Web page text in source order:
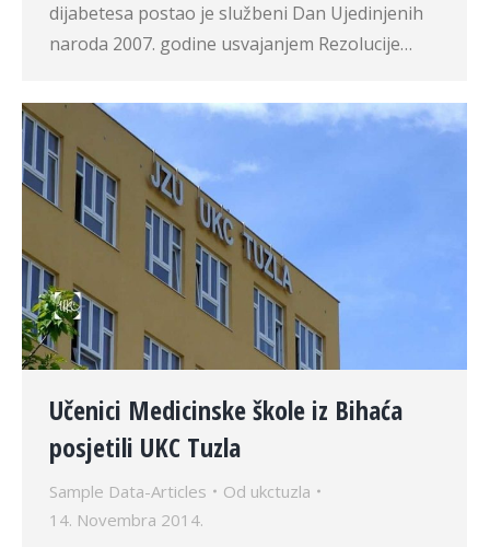
dijabetesa postao je službeni Dan Ujedinjenih
naroda 2007. godine usvajanjem Rezolucije…
Učenici Medicinske škole iz Bihaća
posjetili UKC Tuzla
Sample Data-Articles Od ukctuzla
14. Novembra 2014.